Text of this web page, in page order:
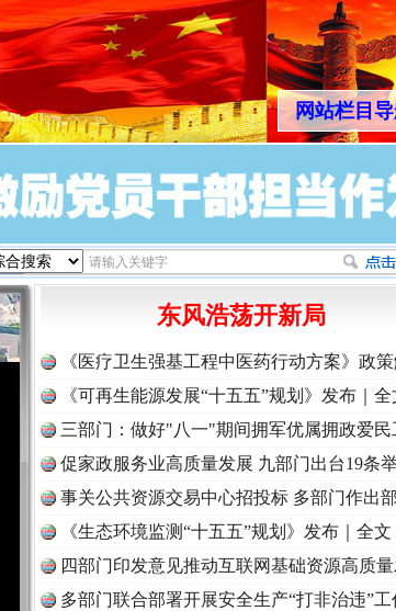
网站栏目
东风浩荡开新局
《医疗卫生强基工程中医药行动方案》政
《可再生能源发展“十五五”规划》发布｜全
三部门：做好"八一"期间拥军优属拥政爱民
促家政服务业高质量发展 九部门出台19条
事关公共资源交易中心招投标 多部门作出
《生态环境监测“十五五”规划》发布｜全
读
四部门印发意见推动互联网基础资源高质
多部门联合部署开展安全生产“打非治违”工